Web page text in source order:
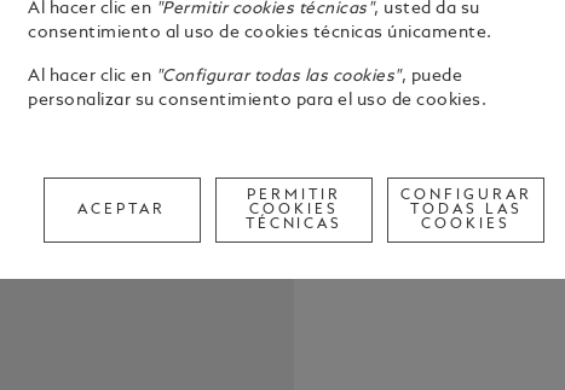
época. El
esas
Publicada
periodo de
vibrante
Island y
son el telón
misterioso
recuperar
Daisy Buchanan. El estilo elegido por la
se
Ver
Call
Al hacer clic en "Permitir cookies técnicas", usted da su
consentimiento al uso de cookies técnicas únicamente.
Al hacer clic en "Configurar todas las cookies", puede
personalizar su consentimiento para el uso de cookies.
ACEPTAR
PERMITIR
COOKIES
TÉCNICAS
CONFIGURAR
TODAS LAS
COOKIES